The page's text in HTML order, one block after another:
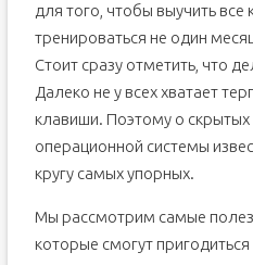
для того, чтобы выучить
тренироваться не один
Стоит сразу отметить, что
Далеко не у всех хватает
клавиши. Поэтому о
операционной системы
кругу самых упорных.
Мы рассмотрим самые
которые смогут